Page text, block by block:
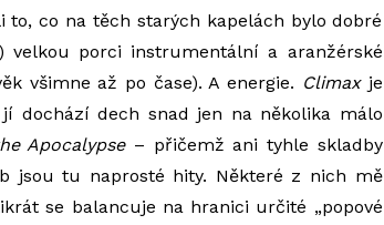
to, co na těch starých kapelách bylo dobré
porci instrumentální a aranžérské
všimne až po čase). A energie. Climaxje
dochází dech snad jen na několika málo
Apocalypse– přičemž ani tyhle skladby
jsou tu naprosté hity. Některé z nich mě
se balancuje na hranici určité „popové